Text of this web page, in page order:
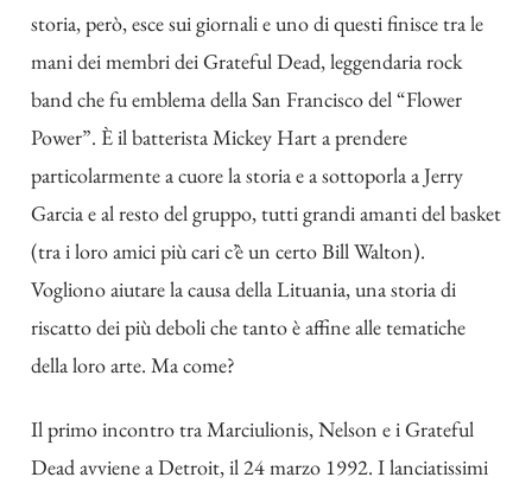
storia, però, esce sui giornali e uno di questi finisce tra le
mani dei membri dei Grateful Dead, leggendaria rock
band che fu emblema della San Francisco del “Flower
Power”. È il batterista Mickey Hart a prendere
particolarmente a cuore la storia e a sottoporla a Jerry
Garcia e al resto del gruppo, tutti grandi amanti del basket
(tra i loro amici più cari c’èun certo Bill Walton).
Vogliono aiutare la causa della Lituania, una storia di
riscatto dei più deboli che tanto è affine alle tematiche
della loro arte. Ma come?
Il primo incontro tra Marciulionis, Nelson e i Grateful
Dead avviene a Detroit, il 24 marzo 1992. I lanciatissimi